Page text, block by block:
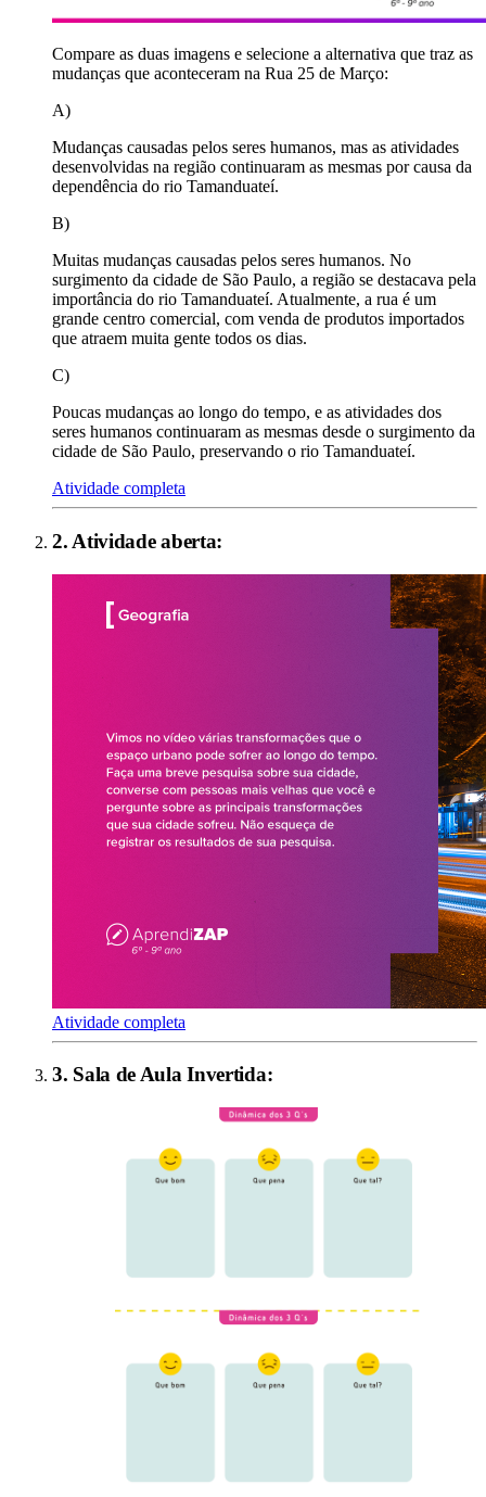
Compare as duas imagens e selecione a alternativa que traz as
mudanças que aconteceram na Rua 25 de Março:
A)
Mudanças causadas pelos seres humanos, mas as atividades
desenvolvidas na região continuaram as mesmas por causa da
dependência do rio Tamanduateí.
B)
Muitas mudanças causadas pelos seres humanos. No
surgimento da cidade de São Paulo, a região se destacava pela
importância do rio Tamanduateí. Atualmente, a rua é um
grande centro comercial, com venda de produtos importados
que atraem muita gente todos os dias.
C)
Poucas mudanças ao longo do tempo, e as atividades dos
seres humanos continuaram as mesmas desde o surgimento da
cidade de São Paulo, preservando o rio Tamanduateí.
Atividade completa
2. Atividade aberta:
Atividade completa
3. Sala de Aula Invertida: